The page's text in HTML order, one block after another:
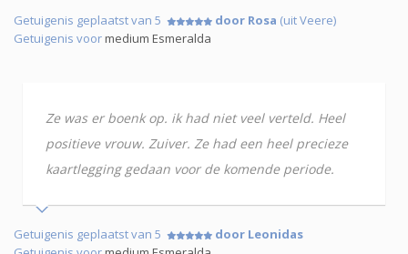
Getuigenis geplaatst van 5 door Rosa (uit Veere)
Getuigenis voormedium Esmeralda
Ze was er boenk op. ik had niet veel verteld. Heel
positieve vrouw. Zuiver. Ze had een heel precieze
kaartlegging gedaan voor de komende periode.
Getuigenis geplaatst van 5
door Leonidas